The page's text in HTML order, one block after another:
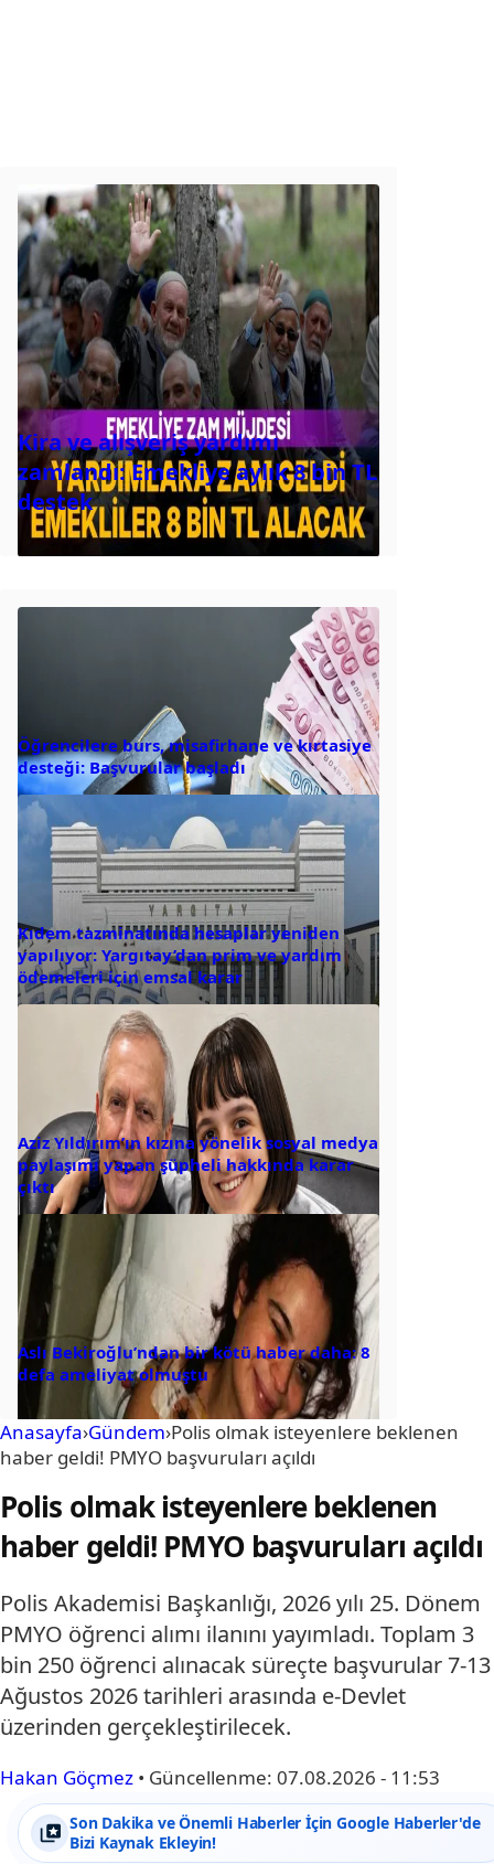
Kira ve alışveriş yardımı
zamlandı: Emekliye aylık 8 bin TL
destek
Öğrencilere burs, misafirhane ve kırtasiye
desteği: Başvurular başladı
Kıdem tazminatında hesaplar yeniden
yapılıyor: Yargıtay’dan prim ve yardım
ödemeleri için emsal karar
Aziz Yıldırım’ın kızına yönelik sosyal medya
paylaşımı yapan şüpheli hakkında karar
çıktı
Aslı Bekiroğlu’ndan bir kötü haber daha: 8
defa ameliyat olmuştu
Anasayfa›Gündem›Polis olmak isteyenlere beklenen
haber geldi! PMYO başvuruları açıldı
Polis olmak isteyenlere beklenen
haber geldi! PMYO başvuruları açıldı
Polis Akademisi Başkanlığı, 2026 yılı 25. Dönem
PMYO öğrenci alımı ilanını yayımladı. Toplam 3
bin 250 öğrenci alınacak süreçte başvurular 7-13
Ağustos 2026 tarihleri arasında e-Devlet
üzerinden gerçekleştirilecek.
Hakan Göçmez • Güncellenme: 07.08.2026 - 11:53
Son Dakika ve Önemli Haberler İçin Google Haberler'de
Bizi Kaynak Ekleyin!